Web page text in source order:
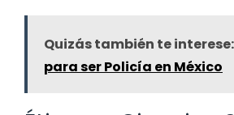
Quizás también te interese:
para ser Policía en México